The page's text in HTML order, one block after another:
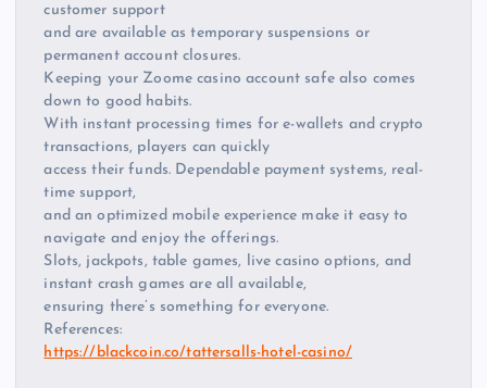
customer support
and are available as temporary suspensions or
permanent account closures.
Keeping your Zoome casino account safe also comes
down to good habits.
With instant processing times for e-wallets and crypto
transactions, players can quickly
access their funds. Dependable payment systems, real-
time support,
and an optimized mobile experience make it easy to
navigate and enjoy the offerings.
Slots, jackpots, table games, live casino options, and
instant crash games are all available,
ensuring there’s something for everyone.
References:
https://blackcoin.co/tattersalls-hotel-casino/